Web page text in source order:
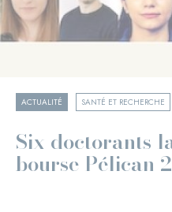
ACTUALITÉ SANTÉ ET RECHERCHE
Six doctorants
bourse Pélican